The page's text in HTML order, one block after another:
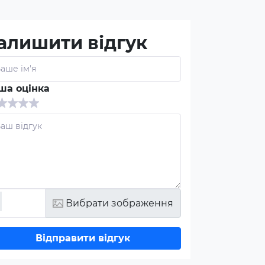
відгук
оцінка
Вибрати зображення
Відправити відгук